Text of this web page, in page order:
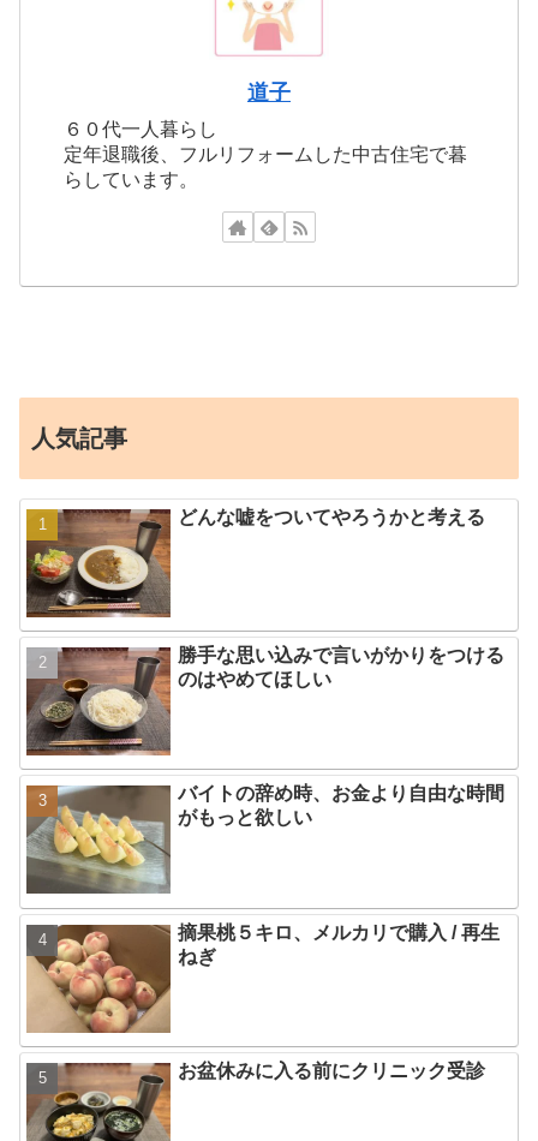
道子
６０代一人暮らし
定年退職後、フルリフォームした中古住宅で暮
らしています。
人気記事
どんな嘘をついてやろうかと考える
勝手な思い込みで言いがかりをつける
のはやめてほしい
バイトの辞め時、お金より自由な時間
がもっと欲しい
摘果桃５キロ、メルカリで購入 / 再生
ねぎ
お盆休みに入る前にクリニック受診